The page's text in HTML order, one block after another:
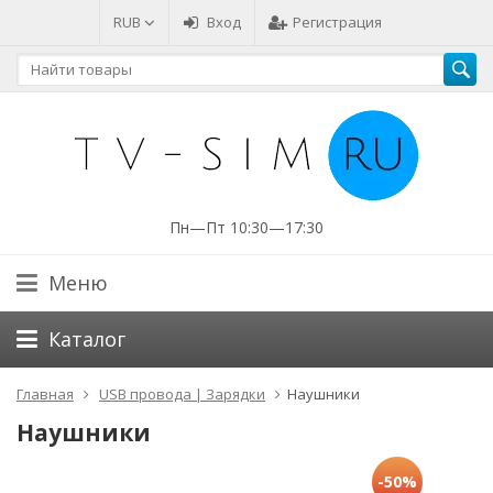
RUB Вход Регистрация
Пн—Пт 10:30—17:30
Меню
Каталог
Главная USB провода | Зарядки Наушники
Наушники
-50%